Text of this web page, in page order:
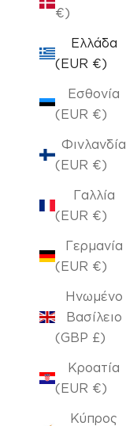
€)
Ελλάδα
(EUR €)
Εσθονία
(EUR €)
Φινλανδία
(EUR €)
Γαλλία
(EUR €)
Γερμανία
(EUR €)
Ηνωμένο
Βασίλειο
(GBP £)
Κροατία
(EUR €)
Κύπρος